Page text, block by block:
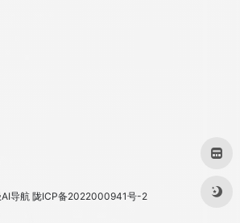
导航 陇ICP备2022000941号-2